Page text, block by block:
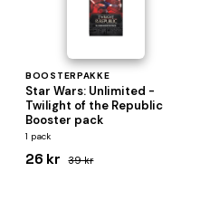
BOOSTERPAKKE
Star Wars: Unlimited -
Twilight of the Republic
Booster pack
1 pack
26 kr 39 kr